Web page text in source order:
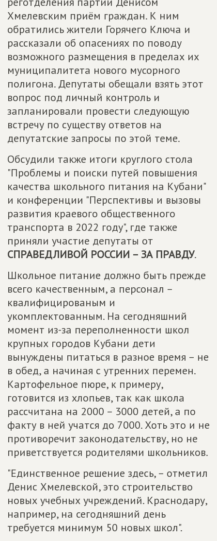
Хмелевским приём граждан. К ним
обратились жители Горячего Ключа и
рассказали об опасениях по поводу
возможного размещения в пределах их
муниципалитета нового мусорного
полигона. Депутаты обещали взять этот
вопрос под личный контроль и
запланировали провести следующую
встречу по существу ответов на
депутатские запросы по этой теме.
Обсудили также итоги круглого стола
"Проблемы и поиски путей повышения
качества школьного питания на Кубани"
и конференции "Перспективы и вызовы
развития краевого общественного
транспорта в 2022 году", где также
приняли участие депутаты от
СПРАВЕДЛИВОЙ РОССИИ – ЗА ПРАВДУ.
Школьное питание должно быть прежде
всего качественным, а персонал –
квалифицированым и
укомплектованным. На сегодняшний
момент из-за переполненности школ
крупных городов Кубани дети
вынуждены питаться в разное время – не
в обед, а начиная с утренних перемен.
Картофельное пюре, к примеру,
готовится из хлопьев, так как школа
рассчитана на 2000 – 3000 детей, а по
факту в ней учатся до 7000. Хоть это и не
противоречит законодательству, но не
приветствуется родителями школьников.
"Единственное решение здесь, – отметил
Денис Хмелевской, это строительство
новых учебных учреждений. Краснодару,
например, на сегодняшний день
требуется минимум 50 новых школ".